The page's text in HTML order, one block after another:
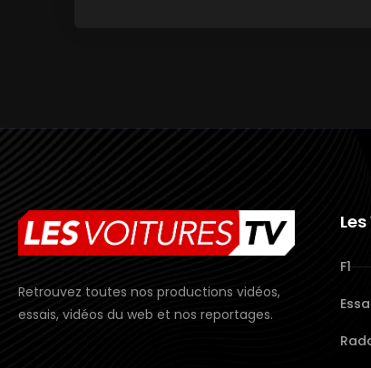
Retrouvez toutes nos productions vidéos,
essais, vidéos du web et nos reportages.
F1